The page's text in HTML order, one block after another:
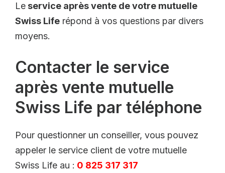
Le service après vente de votre mutuelle
Swiss Life répond à vos questions par divers
moyens.
Contacter le service
après vente mutuelle
Swiss Life par téléphone
Pour questionner un conseiller, vous pouvez
appeler le service client de votre mutuelle
Swiss Life au : 0 825 317 317